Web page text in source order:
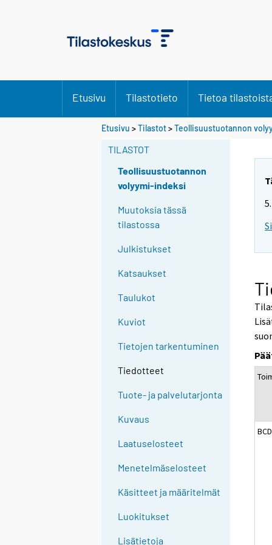
Etusivu Tilastotieto Tietoa
Etusivu >Tilastot>Teollisuustuotannon
TILASTOT
Teollisuustuotannon
volyymi-indeksi
Muutoksia tässä
tilastossa
Julkistukset
Katsaukset
Taulukot
Kuviot
Tietojen tarkentuminen
Tiedotteet
Tuote- ja palvelutarjonta
Kuvaus
Laatuselosteet
Menetelmäselosteet
Käsitteet ja määritelmät
Luokitukset
Lisätietoja